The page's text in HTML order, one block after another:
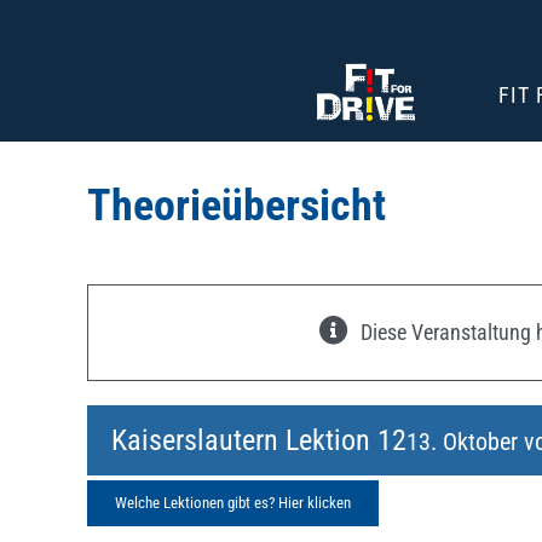
FIT
Theorieübersicht
Diese Veranstaltung
Kaiserslautern Lektion 1213. Oktober
Welche Lektionen gibt es? Hier klicken